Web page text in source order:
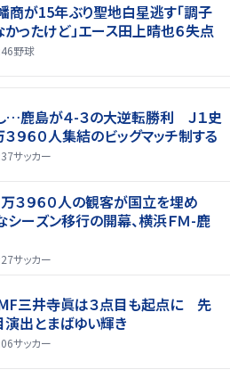
商が15年ぶり聖地白星逃す「調子
ったけど」エース田上晴也６失点
野球
…鹿島が４-３の大逆転勝利 Ｊ１史
９６０人集結のビッグマッチ制する
サッカー
３９６０人の観客が国立を埋め
ーズン移行の開幕、横浜ＦＭ-鹿
サッカー
MF三井寺眞は３点目も起点に 先
出とまばゆい輝き
サッカー